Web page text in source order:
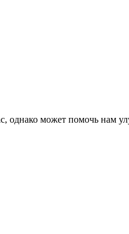
может помочь нам